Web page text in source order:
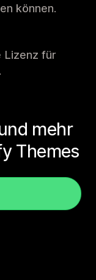
können.
Lizenz für
mehr
Themes